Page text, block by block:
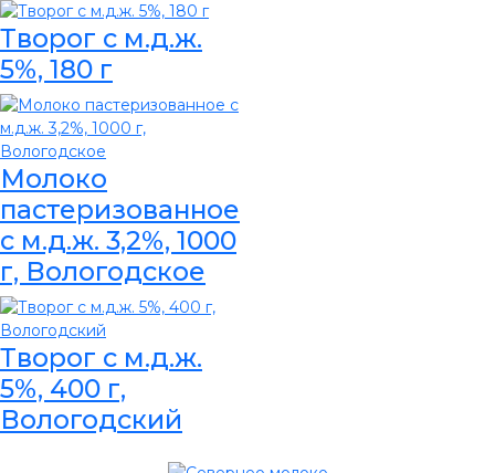
Творог с м.д.ж.
5%, 180 г
Молоко
пастеризованное
с м.д.ж. 3,2%, 1000
г, Вологодское
Творог с м.д.ж.
5%, 400 г,
Вологодский